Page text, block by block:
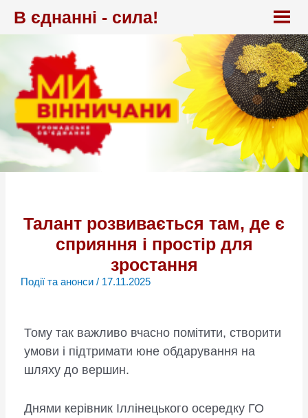
В єднанні - сила!
Талант розвивається там, де є
сприяння і простір для
зростання
Події та анонси/ 17.11.2025
Тому так важливо вчасно помітити, створити
умови і підтримати юне обдарування на
шляху до вершин.
Днями керівник Іллінецького осередку ГО